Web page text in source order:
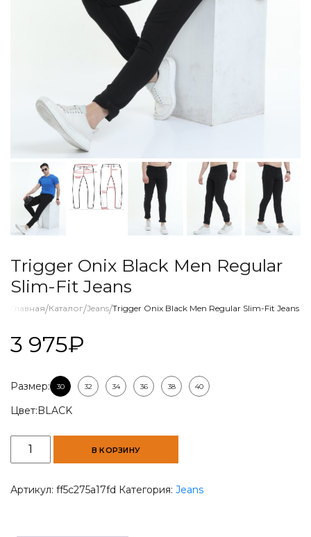
Trigger Onix Black Men Regular
Slim-Fit Jeans
Главная/Каталог/Jeans/Trigger Onix Black Men Regular Slim-Fit Jeans
3 975₽
Размер: 30 32 34 36 38 40
Цвет: BLACK
Количество
товара
Onix
В КОРЗИНУ
Артикул: ff5c275a17fd Категория: Jeans